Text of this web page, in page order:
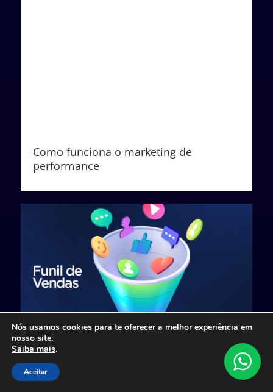
Como funciona o marketing de
performance
O que é funil de vendas
Nós usamos cookies para te oferecer a melhor experiência em
nosso site.
Saiba mais.
Aceitar